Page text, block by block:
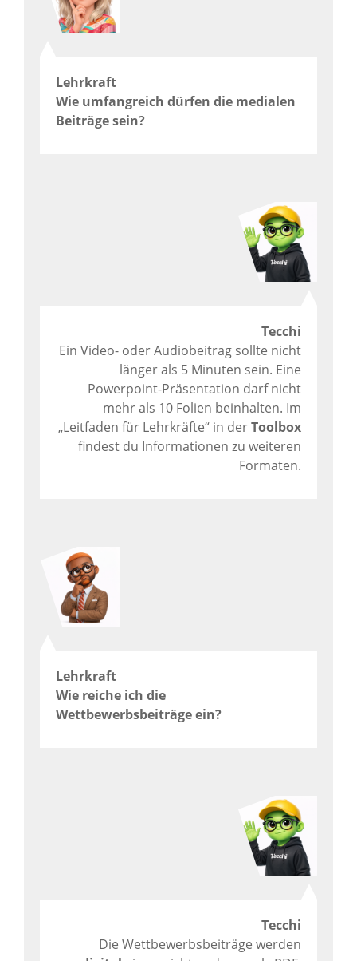
Lehrkraft
Wie umfangreich dürfen die medialen
Beiträge sein?
Tecchi
Ein Video- oder Audiobeitrag sollte nicht
länger als 5 Minuten sein. Eine
Powerpoint-Präsentation darf nicht
mehr als 10 Folien beinhalten. Im
„Leitfaden für Lehrkräfte“ in derToolbox
findest du Informationen zu weiteren
Formaten.
Lehrkraft
Wie reiche ich die
Wettbewerbsbeiträge ein?
Tecchi
Die Wettbewerbsbeiträge werden